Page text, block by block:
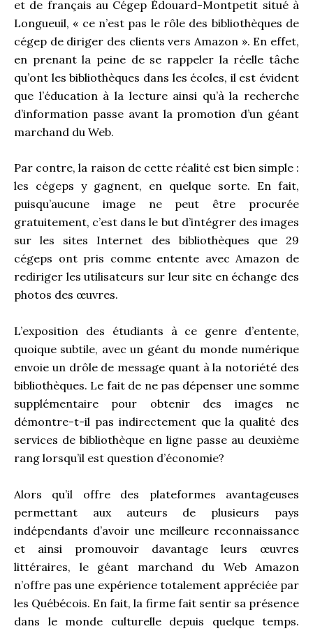
et de français au Cégep Édouard-Montpetit situé à
Longueuil, « ce n’est pas le rôle des bibliothèques de
cégep de diriger des clients vers Amazon ». En effet,
en prenant la peine de se rappeler la réelle tâche
qu’ont les bibliothèques dans les écoles, il est évident
que l’éducation à la lecture ainsi qu’à la recherche
d’information passe avant la promotion d’un géant
marchand du Web.
Par contre, la raison de cette réalité est bien simple :
les cégeps y gagnent, en quelque sorte. En fait,
puisqu’aucune image ne peut être procurée
gratuitement, c’est dans le but d’intégrer des images
sur les sites Internet des bibliothèques que 29
cégeps ont pris comme entente avec Amazon de
rediriger les utilisateurs sur leur site en échange des
photos des œuvres.
L’exposition des étudiants à ce genre d’entente,
quoique subtile, avec un géant du monde numérique
envoie un drôle de message quant à la notoriété des
bibliothèques. Le fait de ne pas dépenser une somme
supplémentaire pour obtenir des images ne
démontre-t-il pas indirectement que la qualité des
services de bibliothèque en ligne passe au deuxième
rang lorsqu’il est question d’économie?
Alors qu’il offre des plateformes avantageuses
permettant aux auteurs de plusieurs pays
indépendants d’avoir une meilleure reconnaissance
et ainsi promouvoir davantage leurs œuvres
littéraires, le géant marchand du Web Amazon
n’offre pas une expérience totalement appréciée par
les Québécois. En fait, la firme fait sentir sa présence
dans le monde culturelle depuis quelque temps.